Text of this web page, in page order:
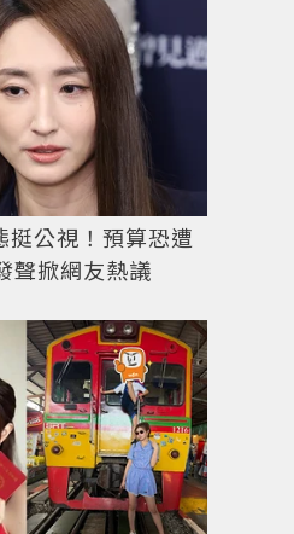
針織無袖上衣和短裙，配
2,000元；Mikimoto M
Collection耳骨夾，提供多
挺公視！預算恐遭
掀網友熱議